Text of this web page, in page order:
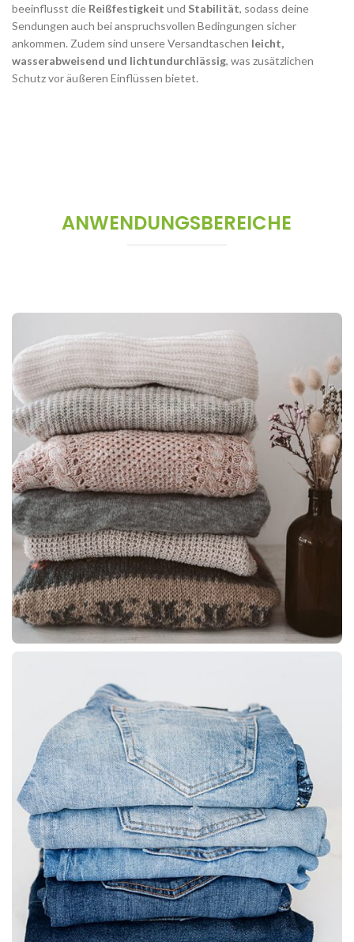
beeinflusst die Reißfestigkeit und Stabilität, sodass deine
Sendungen auch bei anspruchsvollen Bedingungen sicher
ankommen. Zudem sind unsere Versandtaschen leicht,
wasserabweisend und lichtundurchlässig, was zusätzlichen
Schutz vor äußeren Einflüssen bietet.
ANWENDUNGSBEREICHE